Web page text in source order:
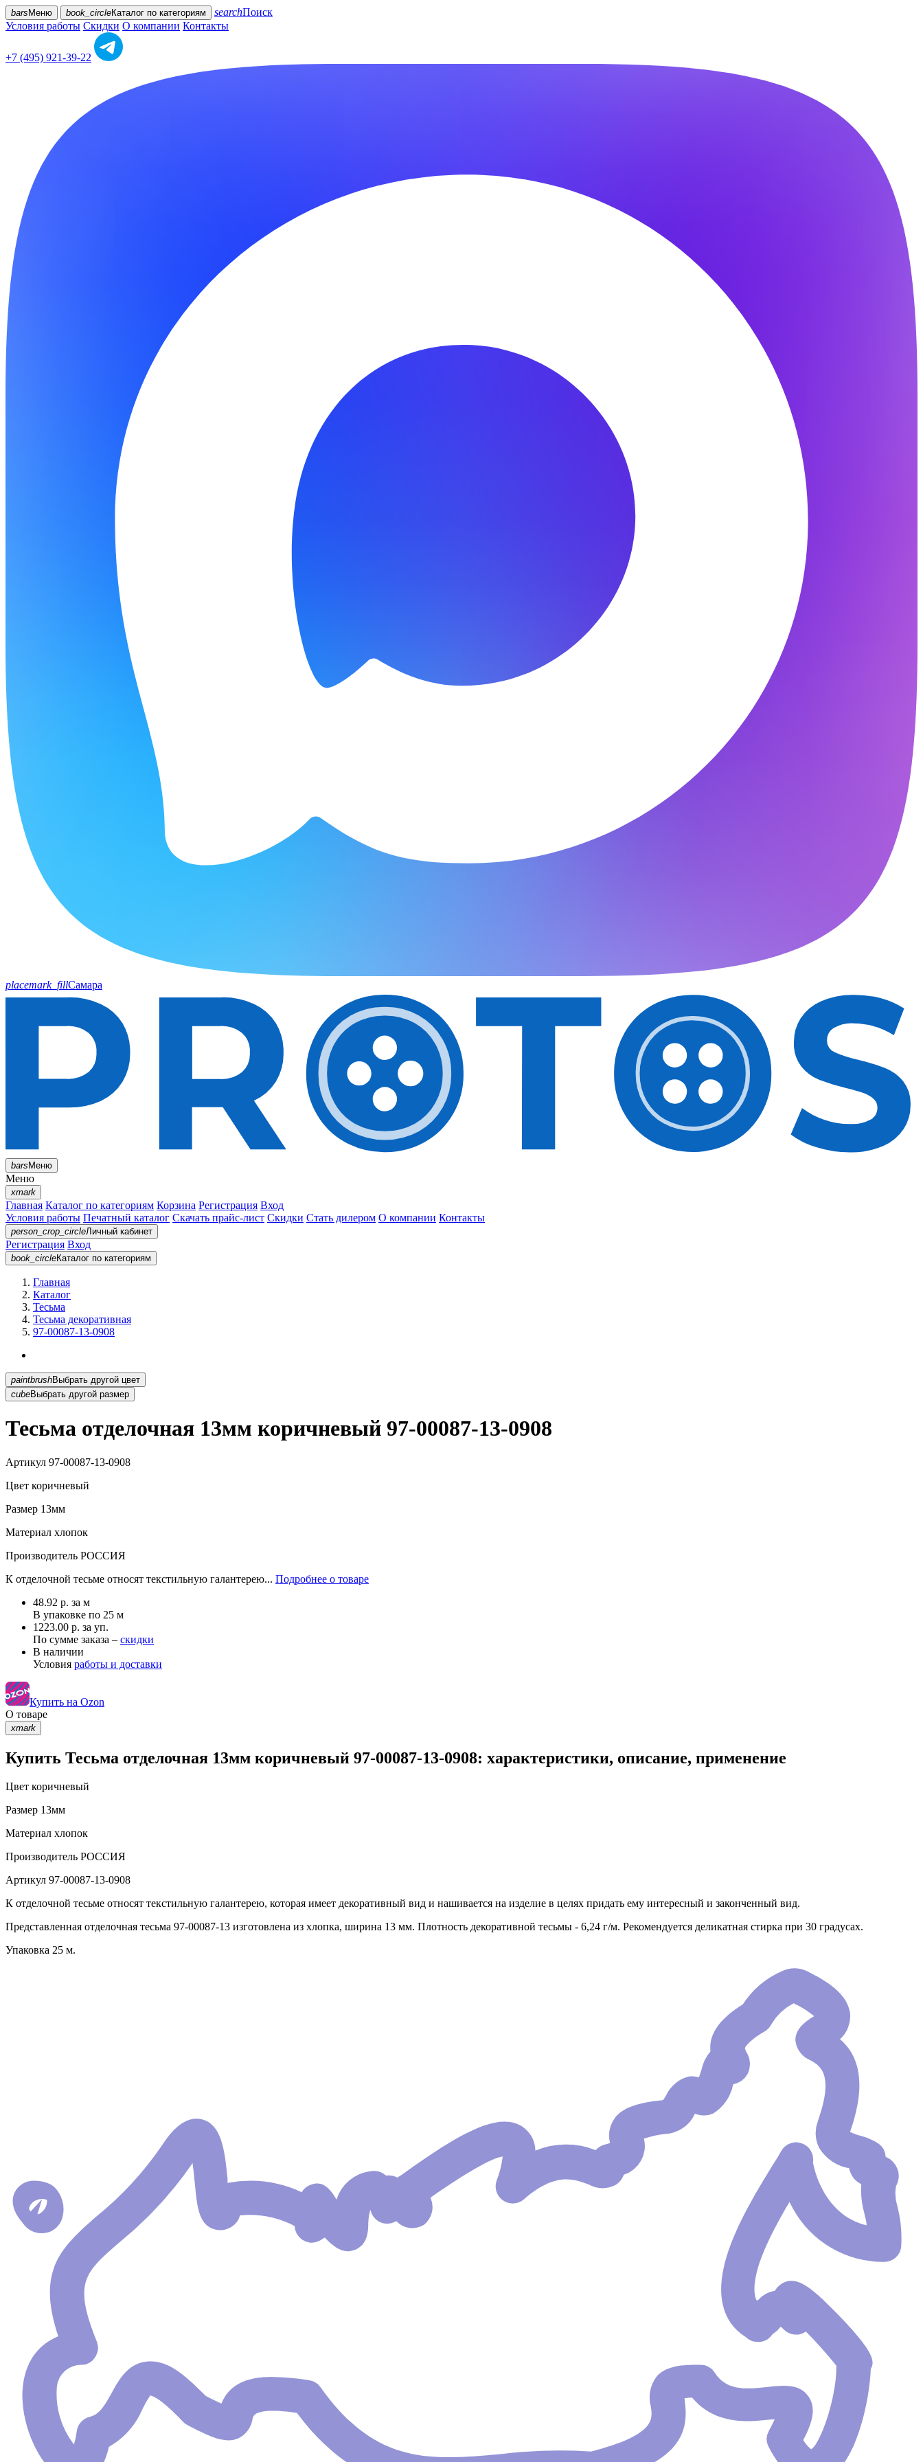
bars Меню book_circleКаталог по категориям searchПоиск
Условия работы Скидки О компании Контакты
+7 (495) 921-39-22
placemark_fillСамара
barsМеню
Меню
xmark
Главная Каталог по категориям Корзина Регистрация Вход
Условия работы Печатный каталог Скачать прайс-лист Скидки Стать дилером О компании Контакты
person_crop_circleЛичный кабинет
Регистрация Вход
book_circleКаталог по категориям
Главная
Каталог
Тесьма
Тесьма декоративная
97-00087-13-0908
paintbrush
Выбрать другой цвет
cubeВыбрать другой размер
Тесьма отделочная 13мм коричневый 97-00087-13-0908
Артикул 97-00087-13-0908
Цвет коричневый
Размер 13мм
Материал хлопок
Производитель РОССИЯ
К отделочной тесьме относят текстильную галантерею... Подробнее о товаре
48.92 р. за м
В упаковке по 25 м
1223.00 р. за уп.
По сумме заказа – скидки
В наличии
Условия работы и доставки
Купить на Ozon
О товаре
xmark
Купить Тесьма отделочная 13мм коричневый 97-00087-13-0908: характеристики, описание, применение
Цвет коричневый
Размер 13мм
Материал хлопок
Производитель РОССИЯ
Артикул 97-00087-13-0908
К отделочной тесьме относят текстильную галантерею, которая имеет декоративный вид и нашивается на изделие в целях придать ему интересный и законченный вид.
Представленная отделочная тесьма 97-00087-13 изготовлена из хлопка, ширина 13 мм. Плотность декоративной тесьмы - 6,24 г/м. Рекомендуется деликатная стирка при 30 градусах.
Упаковка 25 м.